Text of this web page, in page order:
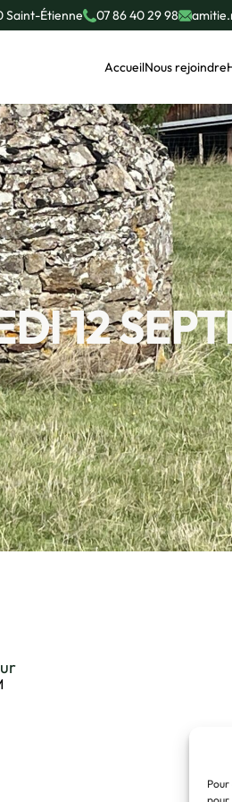
Saint-Étienne 07 86 40 29 98
AccueilNous rejoindre
12